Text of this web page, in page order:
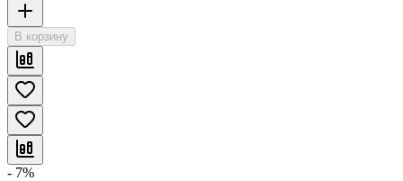
В корзину
- 7%